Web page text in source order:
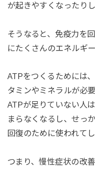
が起きやすくなったりし
そうなると、免疫力を
にたくさんのエネルギ
ATPをつくるためには
タミンやミネラルが必
ATPが足りていない人
まらなくなるし、せっ
回復のために使われてし
つまり、慢性症状の改